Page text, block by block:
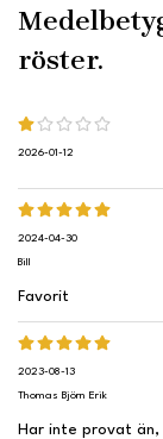
röster.
2026-01-12
2024-04-30
Bill
Favorit
2023-08-13
Thomas Björn Erik
Har inte provat än,